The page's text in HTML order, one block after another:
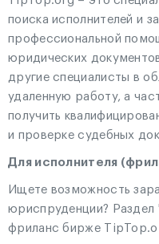
поиска исполнителей и
профессиональной
юридических
другие специалисты в
удаленную работу, а
получить
и проверке судебных
Для исполнителя
Ищете возможность
юриспруденции? Раздел
фриланс бирже